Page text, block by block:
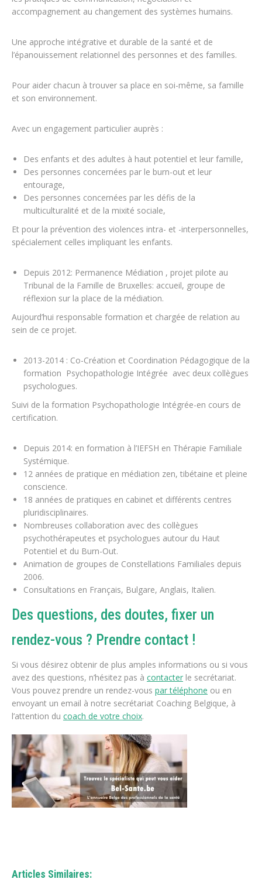
accompagnement au changement des systèmes humains.
Une approche intégrative et durable de la santé et de
l’épanouissement relationnel des personnes et des familles.
Pour aider chacun à trouver sa place en soi-même, sa famille
et son environnement.
Avec un engagement particulier auprès :
Des enfants et des adultes à haut potentiel et leur famille,
Des personnes concernées par le burn-out et leur
entourage,
Des personnes concernées par les défis de la
multiculturalité et de la mixité sociale,
Et pour la prévention des violences intra- et -interpersonnelles,
spécialement celles impliquant les enfants.
Depuis 2012: Permanence Médiation , projet pilote au
Tribunal de la Famille de Bruxelles: accueil, groupe de
réflexion sur la place de la médiation.
Aujourd’hui responsable formation et chargée de relation au
sein de ce projet.
2013-2014 : Co-Création et Coordination Pédagogique de la
formation Psychopathologie Intégrée avec deux collègues
psychologues.
Suivi de la formation Psychopathologie Intégrée-en cours de
certification.
Depuis 2014: en formation à l’IEFSH en Thérapie Familiale
Systémique.
12 années de pratique en médiation zen, tibétaine et pleine
conscience.
18 années de pratiques en cabinet et différents centres
pluridisciplinaires.
Nombreuses collaboration avec des collègues
psychothérapeutes et psychologues autour du Haut
Potentiel et du Burn-Out.
Animation de groupes de Constellations Familiales depuis
2006.
Consultations en Français, Bulgare, Anglais, Italien.
Des questions, des doutes, fixer un
rendez-vous ? Prendre contact !
Si vous désirez obtenir de plus amples informations ou si vous
avez des questions, n’hésitez pas à contacter le secrétariat.
Vous pouvez prendre un rendez-vous par téléphone ou en
envoyant un email à notre secrétariat Coaching Belgique, à
l’attention du coach de votre choix.
Articles Similaires: